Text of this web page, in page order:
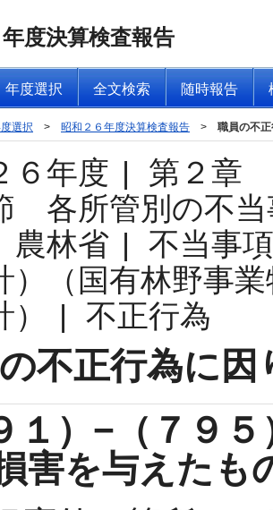
度決算検査報告
年度選択 全文検索 随時報告
選択 > 昭和２６年度決算検査報告 > 職員の不
６年度 |
第２章
各所管別の不当
林省 |
不当事
）（国有林野事
| 不正行為
不正行為に
１）−（７９
害を与えたも